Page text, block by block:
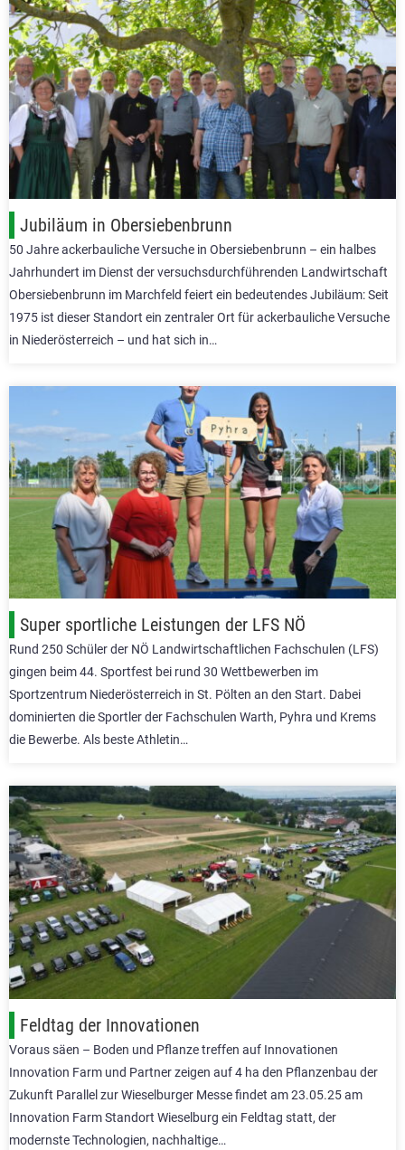
Jubiläum in Obersiebenbrunn
50 Jahre ackerbauliche Versuche in Obersiebenbrunn – ein halbes
Jahrhundert im Dienst der versuchsdurchführenden Landwirtschaft
Obersiebenbrunn im Marchfeld feiert ein bedeutendes Jubiläum: Seit
1975 ist dieser Standort ein zentraler Ort für ackerbauliche Versuche
in Niederösterreich – und hat sich in…
Super sportliche Leistungen der LFS NÖ
Rund 250 Schüler der NÖ Landwirtschaftlichen Fachschulen (LFS)
gingen beim 44. Sportfest bei rund 30 Wettbewerben im
Sportzentrum Niederösterreich in St. Pölten an den Start. Dabei
dominierten die Sportler der Fachschulen Warth, Pyhra und Krems
die Bewerbe. Als beste Athletin…
Feldtag der Innovationen
Voraus säen – Boden und Pflanze treffen auf Innovationen
Innovation Farm und Partner zeigen auf 4 ha den Pflanzenbau der
Zukunft Parallel zur Wieselburger Messe findet am 23.05.25 am
Innovation Farm Standort Wieselburg ein Feldtag statt, der
modernste Technologien, nachhaltige…